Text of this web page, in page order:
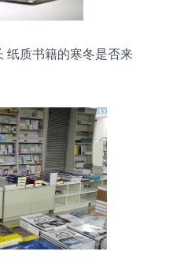
纸质书籍的寒冬是否来